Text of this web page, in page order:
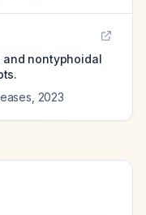
and nontyphoidal
2023